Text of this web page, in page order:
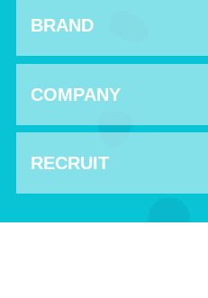
BRAND
COMPANY
RECRUIT